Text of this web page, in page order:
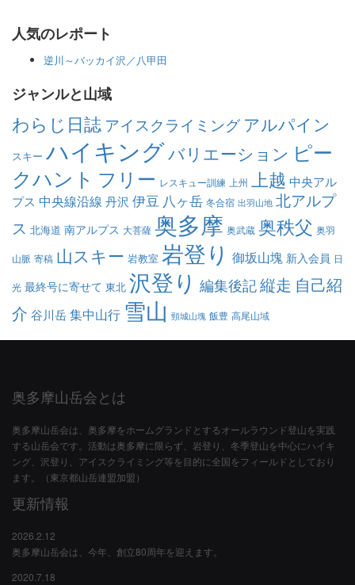
人気のレポート
逆川～バッカイ沢／八甲田
ジャンルと山域
わらじ日誌 アイスクライミング アルパイン
スキー ハイキングバリエーション ピー
クハント フリー レスキュー訓練 上州 上越 中央アル
プス 中央線沿線 丹沢 伊豆 八ヶ岳 冬合宿 出羽山地 北アルプ
ス 北海道 南アルプス 大菩薩 奥多摩 奥武蔵 奥秩父 奥羽
山脈 寄稿 山スキー 岩教室 岩登り 御坂山塊 新入会員 日
光 最終号に寄せて 東北 沢登り 編集後記縦走 自己紹
介 谷川岳集中山行 雪山 頸城山塊 飯豊 高尾山域
奥多摩山岳会とは
奥多摩山岳会は、奥多摩をホームグランドとするオールラウンド登山を実践
する山岳会です。活動は奥多摩に限らず、岩登り、冬季登山を中心にハイキ
ング、沢登り、アイスクライミング等を目的に全国をフィールドとしており
ます。（東京都山岳連盟加盟）
更新情報
2026.2.12
奥多摩山岳会は、今年、創立80周年を迎えます。
2020.7.18